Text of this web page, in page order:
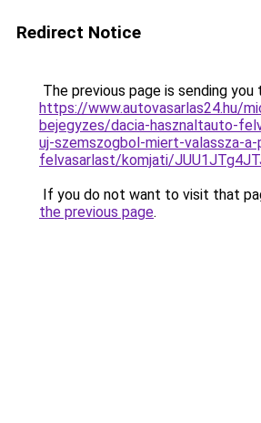
Redirect Notice
The previous page is sending you
https://www.autovasarlas24.hu/
bejegyzes/dacia-hasznaltauto-
uj-szemszogbol-miert-valassza-
felvasarlast/komjati/
If you do not want to visit that
the previous page.